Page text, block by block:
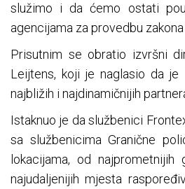
služimo i da ćemo ostati
agencijama za provedbu
Prisutnim se obratio izvršni
Leijtens, koji je naglasio da je
najbližih i najdinamičnijih
Istaknuo je da službenici
sa službenicima Granične
lokacijama, od najprometnijih
najudaljenijih mjesta